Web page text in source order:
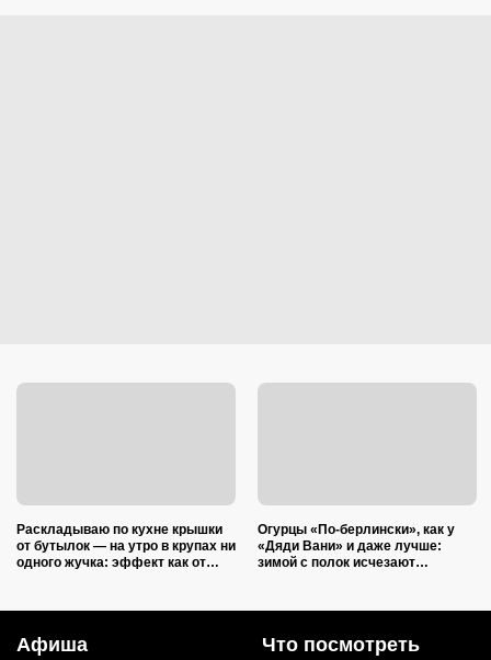
Раскладываю по кухне крышки
от бутылок — на утро в крупах ни
одного жучка: эффект как от
Огурцы «По-берлински», как у
«Дяди Вани» и даже лучше:
зимой с полок исчезают
Афиша Что посмотреть